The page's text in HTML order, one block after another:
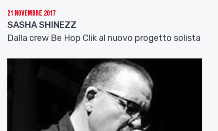
21 Novembre 2017
SASHA SHINEZZ
Dalla crew Be Hop Clik al nuovo progetto solista